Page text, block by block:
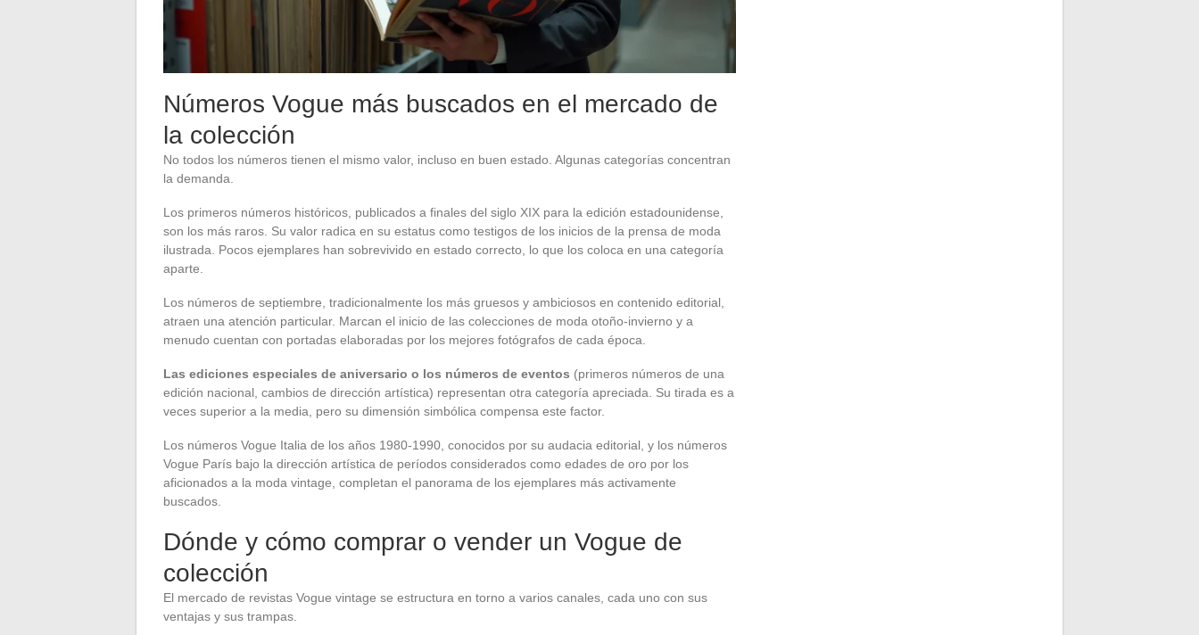
Números Vogue más buscados en el mercado de
la colección
No todos los números tienen el mismo valor, incluso en buen estado. Algunas categorías concentran
la demanda.
Los primeros números históricos, publicados a finales del siglo XIX para la edición estadounidense,
son los más raros. Su valor radica en su estatus como testigos de los inicios de la prensa de moda
ilustrada. Pocos ejemplares han sobrevivido en estado correcto, lo que los coloca en una categoría
aparte.
Los números de septiembre, tradicionalmente los más gruesos y ambiciosos en contenido editorial,
atraen una atención particular. Marcan el inicio de las colecciones de moda otoño-invierno y a
menudo cuentan con portadas elaboradas por los mejores fotógrafos de cada época.
Las ediciones especiales de aniversario o los números de eventos (primeros números de una
edición nacional, cambios de dirección artística) representan otra categoría apreciada. Su tirada es a
veces superior a la media, pero su dimensión simbólica compensa este factor.
Los números Vogue Italia de los años 1980-1990, conocidos por su audacia editorial, y los números
Vogue París bajo la dirección artística de períodos considerados como edades de oro por los
aficionados a la moda vintage, completan el panorama de los ejemplares más activamente
buscados.
Dónde y cómo comprar o vender un Vogue de
colección
El mercado de revistas Vogue vintage se estructura en torno a varios canales, cada uno con sus
ventajas y sus trampas.